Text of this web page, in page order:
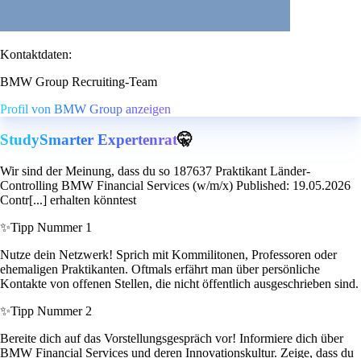
Kontaktdaten:
BMW Group Recruiting-Team
Profil von BMW Group anzeigen
StudySmarter Expertenrat🤫
Wir sind der Meinung, dass du so 187637 Praktikant Länder-
Controlling BMW Financial Services (w/m/x) Published: 19.05.2026
Contr[...] erhalten könntest
✨Tipp Nummer 1
Nutze dein Netzwerk! Sprich mit Kommilitonen, Professoren oder
ehemaligen Praktikanten. Oftmals erfährt man über persönliche
Kontakte von offenen Stellen, die nicht öffentlich ausgeschrieben sind.
✨Tipp Nummer 2
Bereite dich auf das Vorstellungsgespräch vor! Informiere dich über
BMW Financial Services und deren Innovationskultur. Zeige, dass du